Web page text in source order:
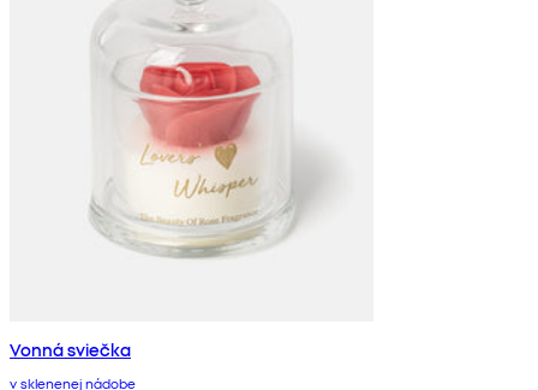
Vonná sviečka
v sklenenej nádobe